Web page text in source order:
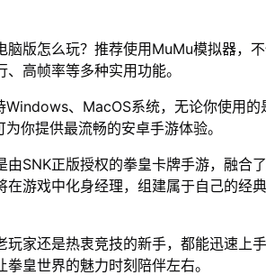
脑版怎么玩？推荐使用MuMu模拟器，
高帧率等多种实用功能。
Windows、MacOS系统，无论你使用
你提供最流畅的安卓手游体验。
由SNK正版授权的拳皇卡牌手游，融合
在游戏中化身经理，组建属于自己的经
玩家还是热衷竞技的新手，都能迅速上
皇世界的魅力时刻陪伴左右。